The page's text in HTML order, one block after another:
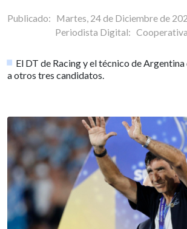
Publicado: Martes, 24 de Diciembre de
Periodista Digital:
El DT de Racing y el técnico de
a otros tres candidatos.